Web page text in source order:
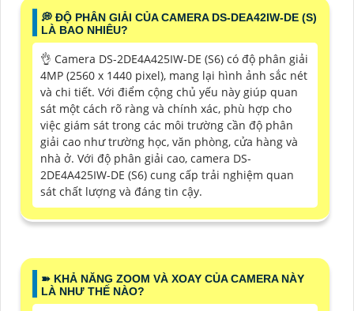
️💭 ĐỘ PHÂN GIẢI CỦA CAMERA DS-DEA42IW-DE (S)
LÀ BAO NHIÊU?
👌 Camera DS-2DE4A425IW-DE (S6) có độ phân giải
4MP (2560 x 1440 pixel), mang lại hình ảnh sắc nét
và chi tiết. Với điểm cộng chủ yếu này giúp quan
sát một cách rõ ràng và chính xác, phù hợp cho
việc giám sát trong các môi trường cần độ phân
giải cao như trường học, văn phòng, cửa hàng và
nhà ở. Với độ phân giải cao, camera DS-
2DE4A425IW-DE (S6) cung cấp trải nghiệm quan
sát chất lượng và đáng tin cậy.
➽ KHẢ NĂNG ZOOM VÀ XOAY CỦA CAMERA NÀY
LÀ NHƯ THẾ NÀO?